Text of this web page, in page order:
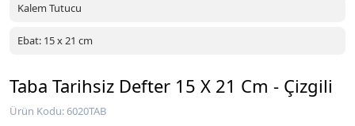
Kalem Tutucu
Ebat: 15 x 21 cm
Taba Tarihsiz Defter 15 X 21 Cm - Çizgili
Ürün Kodu: 6020TAB